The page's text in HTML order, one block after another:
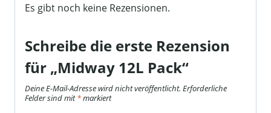
Es gibt noch keine Rezensionen.
Schreibe die erste Rezension
für „Midway 12L Pack“
Deine E-Mail-Adresse wird nicht veröffentlicht. Erforderliche
Felder sind mit*markiert